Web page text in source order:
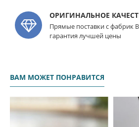
ОРИГИНАЛЬНОЕ
Прямые поставки с фабрик
гарантия лучшей цены
ВАМ МОЖЕТ ПОНРАВИТСЯ